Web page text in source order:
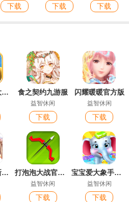
下载 下载 下载
熊出没之熊大农场免费购买版手游 食之契约九游服
益智休闲
下载
闪耀暖暖官方版
益智休闲
下载
心跳计划最新版手游 打泡泡大战官方正版
益智休闲
下载
宝宝爱大象手游官方版
益智休闲
下载